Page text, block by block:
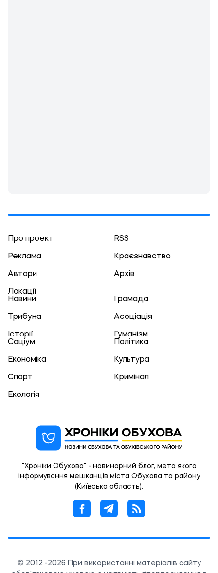
Про проект RSS
Реклама Краєзнавство
Автори Архів
Локації
Новини
Громада
Трибуна Асоціація
Історії
Гуманізм
Соціум
Політика
Економіка Культура
Спорт Кримінал
Екологія
"Хроніки Обухова" - новинарний блог, мета якого
інформування мешканців міста Обухова та району
(Київська область).
© 2012 -2026 При використанні матеріалів сайту